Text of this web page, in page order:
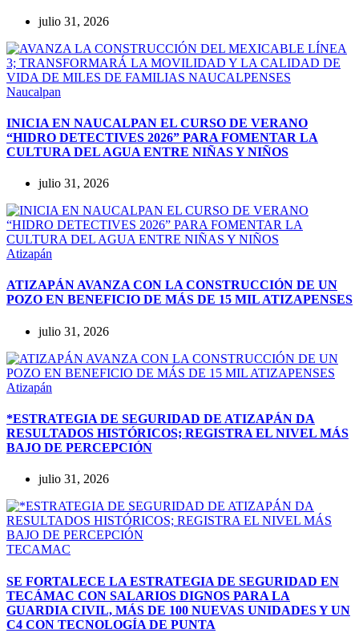
julio 31, 2026
Naucalpan
INICIA EN NAUCALPAN EL CURSO DE VERANO
“HIDRO DETECTIVES 2026” PARA FOMENTAR LA
CULTURA DEL AGUA ENTRE NIÑAS Y NIÑOS
julio 31, 2026
Atizapán
ATIZAPÁN AVANZA CON LA CONSTRUCCIÓN DE UN
POZO EN BENEFICIO DE MÁS DE 15 MIL ATIZAPENSES
julio 31, 2026
Atizapán
*ESTRATEGIA DE SEGURIDAD DE ATIZAPÁN DA
RESULTADOS HISTÓRICOS; REGISTRA EL NIVEL MÁS
BAJO DE PERCEPCIÓN
julio 31, 2026
TECAMAC
SE FORTALECE LA ESTRATEGIA DE SEGURIDAD EN
TECÁMAC CON SALARIOS DIGNOS PARA LA
GUARDIA CIVIL, MÁS DE 100 NUEVAS UNIDADES Y UN
C4 CON TECNOLOGÍA DE PUNTA